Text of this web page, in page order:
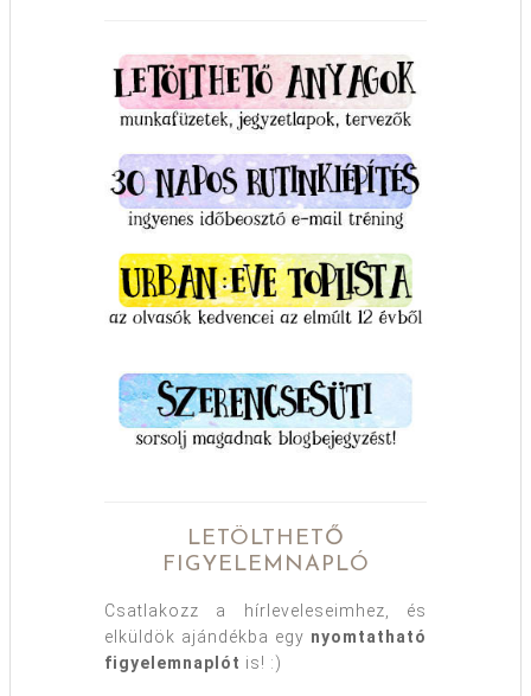
LETÖLTHETŐ
FIGYELEMNAPLÓ
Csatlakozz a hírleveleseimhez, és
elküldök ajándékba egy nyomtatható
figyelemnaplót is! :)